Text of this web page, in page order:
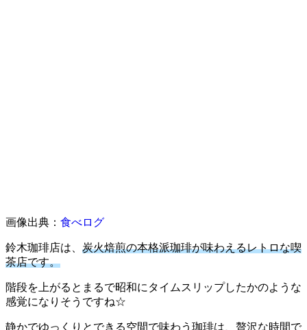
画像出典： 食べログ
鈴木珈琲店は、 炭火焙煎の本格派珈琲が味わえるレトロな喫
茶店です。
階段を上がるとまるで昭和にタイムスリップしたかのような
感覚になりそうですね☆
静かでゆっくりとできる空間で味わう珈琲は、贅沢な時間で